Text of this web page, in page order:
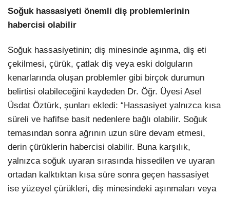
Soğuk hassasiyeti önemli diş problemlerinin
habercisi olabilir
Soğuk hassasiyetinin; diş minesinde aşınma, diş eti
çekilmesi, çürük, çatlak diş veya eski dolguların
kenarlarında oluşan problemler gibi birçok durumun
belirtisi olabileceğini kaydeden Dr. Öğr. Üyesi Asel
Üsdat Öztürk, şunları ekledi: “Hassasiyet yalnızca kısa
süreli ve hafifse basit nedenlere bağlı olabilir. Soğuk
temasından sonra ağrının uzun süre devam etmesi,
derin çürüklerin habercisi olabilir. Buna karşılık,
yalnızca soğuk uyaran sırasında hissedilen ve uyaran
ortadan kalktıktan kısa süre sonra geçen hassasiyet
ise yüzeyel çürükleri, diş minesindeki aşınmaları veya